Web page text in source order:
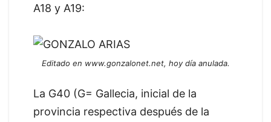
A18 y A19:
Editado en www.gonzalonet.net, hoy día anulada.
La G40 (G= Gallecia, inicial de la
provincia respectiva después de la